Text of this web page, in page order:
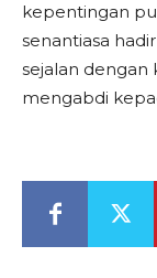
kepentingan
senantiasa
sejalan dengan
mengabdi